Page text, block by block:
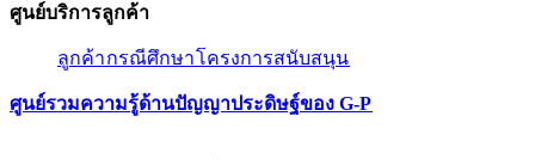
ศูนย์บริการลูกค้า​​
ลูกค้า​​กรณีศึกษา​​โครงการสนับสนุน​​
ศูนย์รวมความรู้ด้านปัญญาประดิษฐ์ของ G-P​​